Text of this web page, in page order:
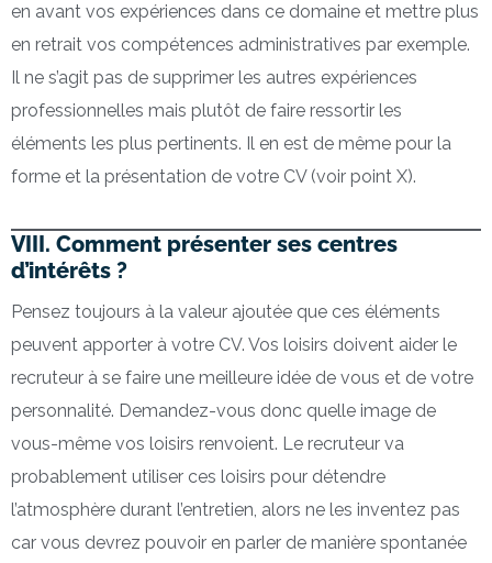
en avant vos expériences dans ce domaine et mettre plus
en retrait vos compétences administratives par exemple.
Il ne s’agit pas de supprimer les autres expériences
professionnelles mais plutôt de faire ressortir les
éléments les plus pertinents. Il en est de même pour la
forme et la présentation de votre CV (voir point X).
VIII. Comment présenter ses centres
d’intérêts ?
Pensez toujours à la valeur ajoutée que ces éléments
peuvent apporter à votre CV. Vos loisirs doivent aider le
recruteur à se faire une meilleure idée de vous et de votre
personnalité. Demandez-vous donc quelle image de
vous-même vos loisirs renvoient. Le recruteur va
probablement utiliser ces loisirs pour détendre
l’atmosphère durant l’entretien, alors ne les inventez pas
car vous devrez pouvoir en parler de manière spontanée